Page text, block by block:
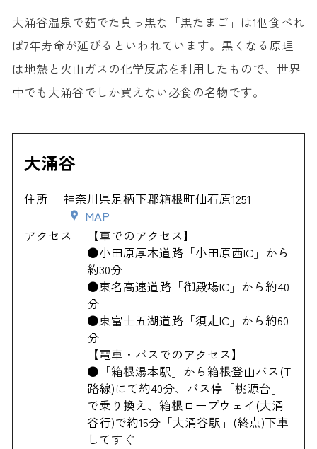
大涌谷温泉で茹でた真っ黒な「黒たまご」は1個食べれ
ば7年寿命が延びるといわれています。黒くなる原理
は地熱と火山ガスの化学反応を利用したもので、世界
中でも大涌谷でしか買えない必食の名物です。
大涌谷
住所
神奈川県足柄下郡箱根町仙石原1251
MAP
アクセス
【車でのアクセス】
●小田原厚木道路「小田原西IC」から
約30分
●東名高速道路「御殿場IC」から約40
分
●東富士五湖道路「須走IC」から約60
分
【電車・バスでのアクセス】
●「箱根湯本駅」から箱根登山バス(T
路線)にて約40分、バス停「桃源台」
で乗り換え、箱根ロープウェイ(大涌
谷行)で約15分「大涌谷駅」(終点)下車
してすぐ